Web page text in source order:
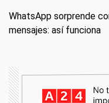
WhatsApp sorprende
mensajes: así funciona